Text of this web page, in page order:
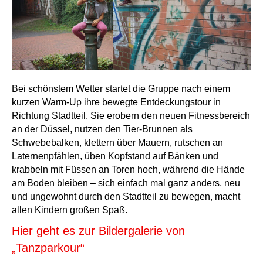
Bei schönstem Wetter startet die Gruppe nach einem
kurzen Warm-Up ihre bewegte Entdeckungstour in
Richtung Stadtteil. Sie erobern den neuen Fitnessbereich
an der Düssel, nutzen den Tier-Brunnen als
Schwebebalken, klettern über Mauern, rutschen an
Laternenpfählen, üben Kopfstand auf Bänken und
krabbeln mit Füssen an Toren hoch, während die Hände
am Boden bleiben – sich einfach mal ganz anders, neu
und ungewohnt durch den Stadtteil zu bewegen, macht
allen Kindern großen Spaß.
Hier geht es zur Bildergalerie von
„Tanzparkour“